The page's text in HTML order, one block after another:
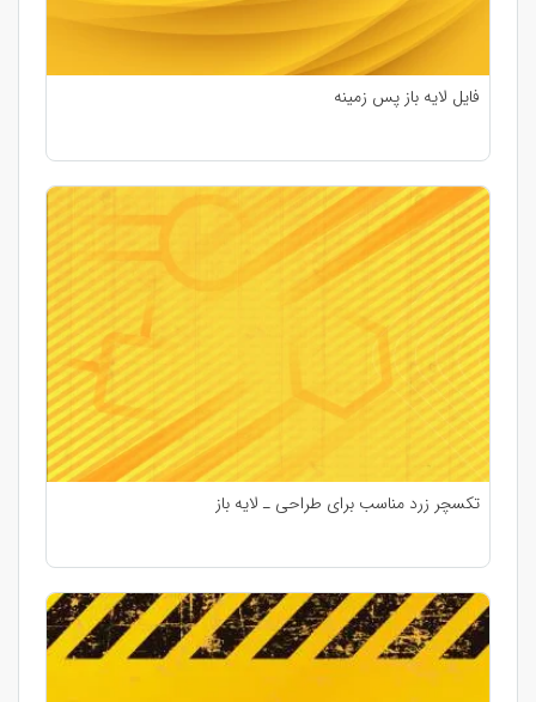
فایل لایه باز پس زمینه
تکسچر زرد مناسب برای طراحی ـ لایه باز